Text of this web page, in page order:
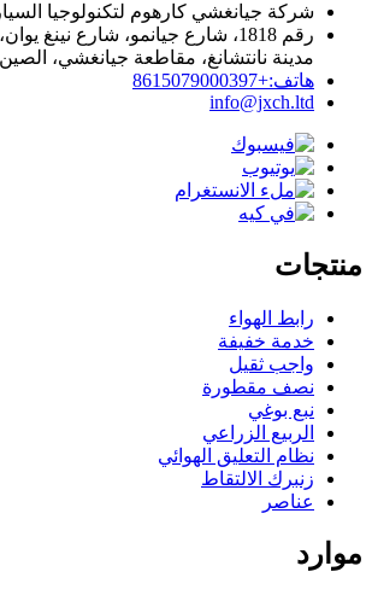
شركة جيانغشي كارهوم لتكنولوجيا
رقم 1818، شارع جيانمو، شارع نينغ
مدينة نانتشانغ، مقاطعة جيانغشي، الصين
هاتف:+8615079000397
info@jxch.ltd
منتجات
رابط الهواء
خدمة خفيفة
واجب ثقيل
نصف مقطورة
نبع بوغي
الربيع الزراعي
نظام التعليق الهوائي
زنبرك الالتقاط
عناصر
موارد